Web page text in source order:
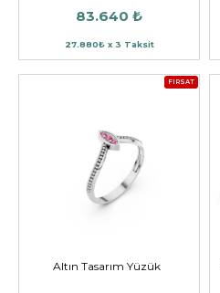
83.640 ₺
27.880₺ x 3 Taksit
FIRSAT
Altın Tasarım Yüzük